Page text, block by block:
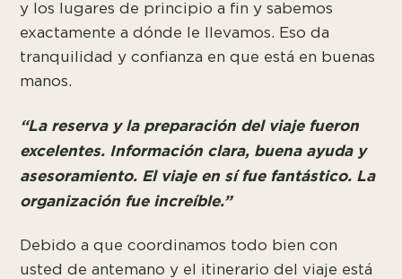
y los lugares de principio a fin y sabemos
exactamente a dónde le llevamos. Eso da
tranquilidad y confianza en que está en buenas
manos.
“La reserva y la preparación del viaje fueron
excelentes. Información clara, buena ayuda y
asesoramiento. El viaje en sí fue fantástico. La
organización fue increíble.”
Debido a que coordinamos todo bien con
usted de antemano y el itinerario del viaje está